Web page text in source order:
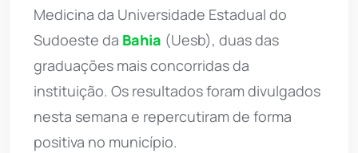
Medicina da Universidade Estadual do
Sudoeste da Bahia (Uesb), duas das
graduações mais concorridas da
instituição. Os resultados foram divulgados
nesta semana e repercutiram de forma
positiva no município.